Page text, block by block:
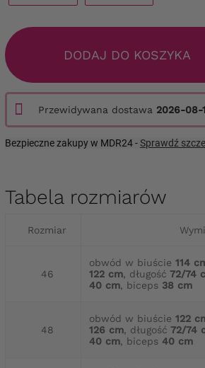
DODAJ DO KOSZYKA
Przewidywana dostawa 2026-08-
Bezpieczne zakupy w MDR24 -Sprawdź
Tabela rozmiarów
Rozmiar
46
obwód w biuście 114
122 cm, długość 72/74
40 cm, biceps 38 cm
48
obwód w biuście 122
126 cm, długość 72/74
40 cm, biceps 40 cm